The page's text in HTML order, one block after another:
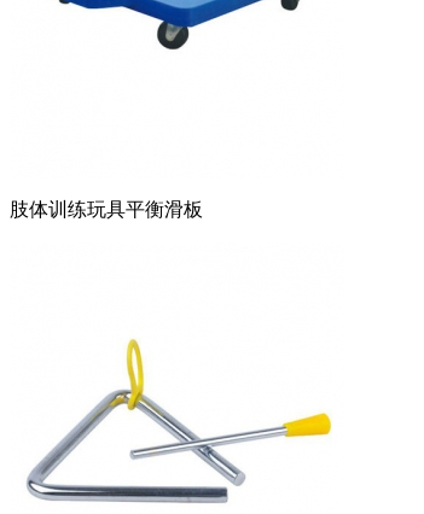
肢体训练玩具平衡滑板